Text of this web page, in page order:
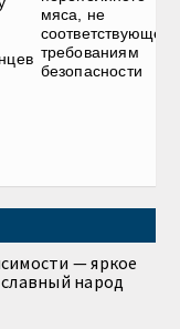
мяса, не
соответствующего
требованиям
безопасности
— яркое
народ